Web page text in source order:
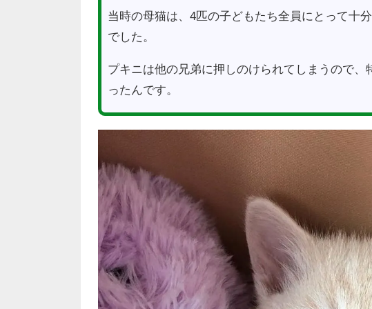
当時の母猫は、4匹の子どもたち全員にとって十
でした。
プキニは他の兄弟に押しのけられてしまうので
ったんです。